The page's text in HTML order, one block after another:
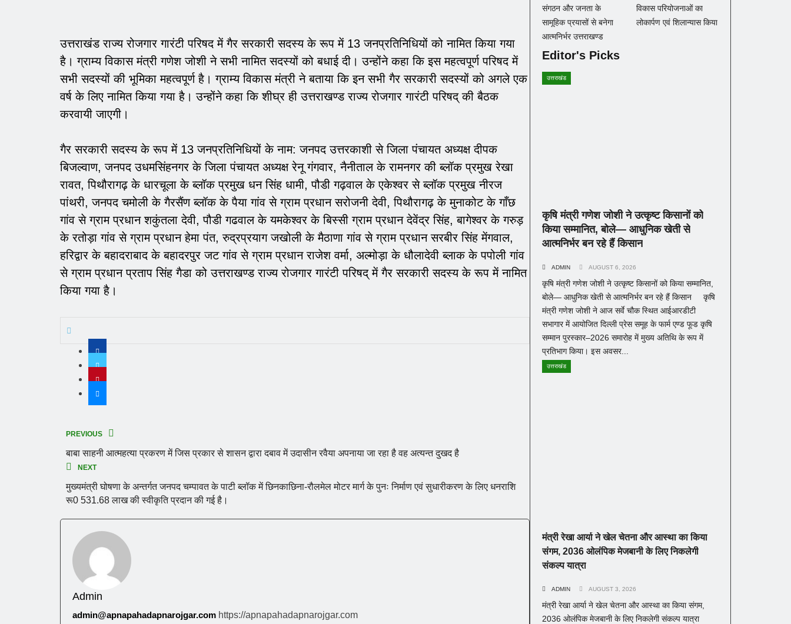
उत्तराखंड राज्य रोजगार गारंटी परिषद में गैर सरकारी सदस्य के रूप में 13 जनप्रतिनिधियों को नामित किया गया
है। ग्राम्य विकास मंत्री गणेश जोशी ने सभी नामित सदस्यों को बधाई दी। उन्होंने कहा कि इस महत्वपूर्ण परिषद में
सभी सदस्यों की भूमिका महत्वपूर्ण है। ग्राम्य विकास मंत्री ने बताया कि इन सभी गैर सरकारी सदस्यों को अगले एक
वर्ष के लिए नामित किया गया है। उन्होंने कहा कि शीघ्र ही उत्तराखण्ड राज्य रोजगार गारंटी परिषद् की बैठक
करवायी जाएगी।
गैर सरकारी सदस्य के रूप में 13 जनप्रतिनिधियों के नाम: जनपद उत्तरकाशी से जिला पंचायत अध्यक्ष दीपक
बिजल्वाण, जनपद उधमसिंहनगर के जिला पंचायत अध्यक्ष रेनू गंगवार, नैनीताल के रामनगर की ब्लॉक प्रमुख रेखा
रावत, पिथौरागढ़ के धारचूला के ब्लॉक प्रमुख धन सिंह धामी, पौडी गढ़वाल के एकेश्वर से ब्लॉक प्रमुख नीरज
पांथरी, जनपद चमोली के गैरसैंण ब्लॉक के पैया गांव से ग्राम प्रधान सरोजनी देवी, पिथौरागढ़ के मुनाकोट के गाँछ
गांव से ग्राम प्रधान शकुंतला देवी, पौडी गढवाल के यमकेश्वर के बिस्सी ग्राम प्रधान देवेंद्र सिंह, बागेश्वर के गरुड़
के रतोड़ा गांव से ग्राम प्रधान हेमा पंत, रुद्रप्रयाग जखोली के मैठाणा गांव से ग्राम प्रधान सरबीर सिंह मेंगवाल,
हरिद्वार के बहादराबाद के बहादरपुर जट गांव से ग्राम प्रधान राजेश वर्मा, अल्मोड़ा के धौलादेवी ब्लाक के पपोली गांव
से ग्राम प्रधान प्रताप सिंह गैडा को उत्तराखण्ड राज्य रोजगार गारंटी परिषद् में गैर सरकारी सदस्य के रूप में नामित
किया गया है।
PREVIOUS
बाबा साहनी आत्महत्या प्रकरण में जिस प्रकार से शासन द्वारा दबाव में उदासीन रवैया अपनाया जा रहा है वह अत्यन्त दुखद है
NEXT
मुख्यमंत्री घोषणा के अन्तर्गत जनपद चम्पावत के पाटी ब्लॉक में छिनकाछिना-रौलमेल मोटर मार्ग के पुनः निर्माण एवं सुधारीकरण के लिए धनराशि
रू0 531.68 लाख की स्वीकृति प्रदान की गई है।
Admin
admin@apnapahadapnarojgar.com https://apnapahadapnarojgar.com
संगठन और जनता के
सामूहिक प्रयासों से बनेगा
आत्मनिर्भर उत्तराखण्ड
विकास परियोजनाओं का
लोकार्पण एवं शिलान्यास किया
Editor's Picks
उत्तराखंड
कृषि मंत्री गणेश जोशी ने उत्कृष्ट किसानों को
किया सम्मानित, बोले— आधुनिक खेती से
आत्मनिर्भर बन रहे हैं किसान
ADMIN AUGUST 6, 2026
कृषि मंत्री गणेश जोशी ने उत्कृष्ट किसानों को किया सम्मानित,
बोले— आधुनिक खेती से आत्मनिर्भर बन रहे हैं किसान कृषि
मंत्री गणेश जोशी ने आज सर्वे चौक स्थित आईआरडीटी
सभागार में आयोजित दिल्ली प्रेस समूह के फार्म एण्ड फूड कृषि
सम्मान पुरस्कार–2026 समारोह में मुख्य अतिथि के रूप में
प्रतिभाग किया। इस अवसर...
उत्तराखंड
मंत्री रेखा आर्या ने खेल चेतना और आस्था का किया
संगम, 2036 ओलंपिक मेजबानी के लिए निकलेगी
संकल्प यात्रा
ADMIN AUGUST 3, 2026
मंत्री रेखा आर्या ने खेल चेतना और आस्था का किया संगम,
2036 ओलंपिक मेजबानी के लिए निकलेगी संकल्प यात्रा